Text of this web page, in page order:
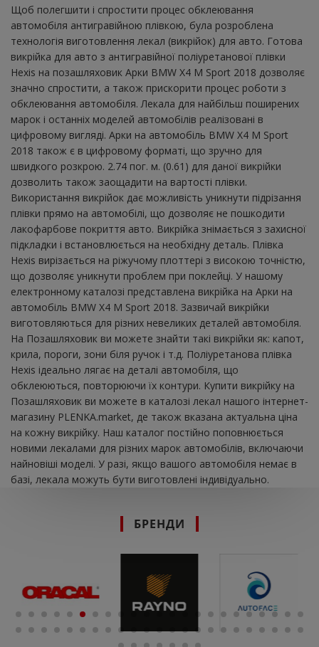
Щоб полегшити і спростити процес обклеювання
автомобіля антигравійною плівкою, була розроблена
технологія виготовлення лекал (викрійок) для авто. Готова
викрійка для авто з антигравійної поліуретанової плівки
Hexis на позашляховик Арки BMW X4 M Sport 2018 дозволяє
значно спростити, а також прискорити процес роботи з
обклеювання автомобіля. Лекала для найбільш поширених
марок і останніх моделей автомобілів реалізовані в
цифровому вигляді. Арки на автомобіль BMW X4 M Sport
2018 також є в цифровому форматі, що зручно для
швидкого розкрою. 2.74 пог. м. (0.61) для даної викрійки
дозволить також заощадити на вартості плівки.
Використання викрійок дає можливість уникнути підрізання
плівки прямо на автомобілі, що дозволяє не пошкодити
лакофарбове покриття авто. Викрійка знімається з захисної
підкладки і встановлюється на необхідну деталь. Плівка
Hexis вирізається на ріжучому плоттері з високою точністю,
що дозволяє уникнути проблем при поклейці. У нашому
електронному каталозі представлена ​​викрійка на Арки на
автомобіль BMW X4 M Sport 2018. Зазвичай викрійки
виготовляються для різних невеликих деталей автомобіля.
На Позашляховик ви можете знайти такі викрійки як: капот,
крила, пороги, зони біля ручок і т.д. Поліуретанова плівка
Hexis ідеально лягає на деталі автомобіля, що
обклеюються, повторюючи їх контури. Купити викрійку на
Позашляховик ви можете в каталозі лекал нашого інтернет-
магазину PLENKA.market, де також вказана актуальна ціна
на кожну викрійку. Наш каталог постійно поповнюється
новими лекалами для різних марок автомобілів, включаючи
найновіші моделі. У разі, якщо вашого автомобіля немає в
базі, лекала можуть бути виготовлені індивідуально.
БРЕНДИ